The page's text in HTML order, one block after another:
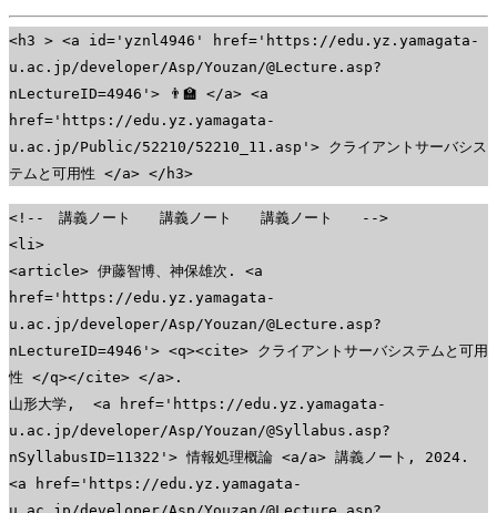
<h3 > <a id='yznl4946' href='https://edu.yz.yamagata-
u.ac.jp/developer/Asp/Youzan/@Lecture.asp?
nLectureID=4946'> 👨‍🏫 </a> <a
href='https://edu.yz.yamagata-
u.ac.jp/Public/52210/52210_11.asp'> クライアントサーバシス
テムと可用性 </a> </h3>
<!-- 講義ノート 講義ノート 講義ノート -->
<li>
<article> 伊藤智博、神保雄次. <a
href='https://edu.yz.yamagata-
u.ac.jp/developer/Asp/Youzan/@Lecture.asp?
nLectureID=4946'> <q><cite> クライアントサーバシステムと可用
性 </q></cite> </a>.
山形大学, <a href='https://edu.yz.yamagata-
u.ac.jp/developer/Asp/Youzan/@Syllabus.asp?
nSyllabusID=11322'> 情報処理概論 <a/a> 講義ノート, 2024.
<a href='https://edu.yz.yamagata-